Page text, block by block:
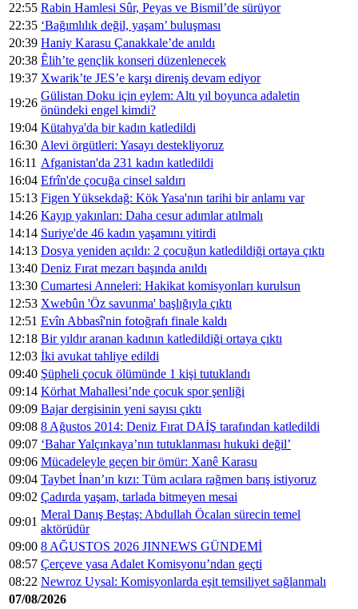
22:55 Rabin Hamlesi Sûr, Peyas ve Bismil’de sürüyor
22:35 ‘Bağımlılık değil, yaşam’ buluşması
20:39 Haniy Karasu Çanakkale’de anıldı
20:38 Êlih’te gençlik konseri düzenlenecek
19:37 Xwarik’te JES’e karşı direniş devam ediyor
19:26
Gülistan Doku için eylem: Altı yıl boyunca adaletin
önündeki engel kimdi?
19:04 Kütahya'da bir kadın katledildi
16:30 Alevi örgütleri: Yasayı destekliyoruz
16:11 Afganistan'da 231 kadın katledildi
16:04 Efrîn'de çocuğa cinsel saldırı
15:13 Figen Yüksekdağ: Kök Yasa'nın tarihi bir anlamı var
14:26 Kayıp yakınları: Daha cesur adımlar atılmalı
14:14 Suriye'de 46 kadın yaşamını yitirdi
14:13 Dosya yeniden açıldı: 2 çocuğun katledildiği ortaya çıktı
13:40 Deniz Fırat mezarı başında anıldı
13:30 Cumartesi Anneleri: Hakikat komisyonları kurulsun
12:53 Xwebûn 'Öz savunma' başlığıyla çıktı
12:51 Evîn Abbasî'nin fotoğrafı finale kaldı
12:18 Bir yıldır aranan kadının katledildiği ortaya çıktı
12:03 İki avukat tahliye edildi
09:40 Şüpheli çocuk ölümünde 1 kişi tutuklandı
09:14 Körhat Mahallesi’nde çocuk spor şenliği
09:09 Bajar dergisinin yeni sayısı çıktı
09:08 8 Ağustos 2014: Deniz Fırat DAİŞ tarafından katledildi
09:07 ‘Bahar Yalçınkaya’nın tutuklanması hukuki değil’
09:06 Mücadeleyle geçen bir ömür: Xanê Karasu
09:04 Taybet İnan’ın kızı: Tüm acılara rağmen barış istiyoruz
09:02 Çadırda yaşam, tarlada bitmeyen mesai
09:01
Meral Danış Beştaş: Abdullah Öcalan sürecin temel
aktörüdür
09:00 8 AĞUSTOS 2026 JINNEWS GÜNDEMİ
08:57 Çerçeve yasa Adalet Komisyonu’ndan geçti
08:22 Newroz Uysal: Komisyonlarda eşit temsiliyet sağlanmalı
07/08/2026